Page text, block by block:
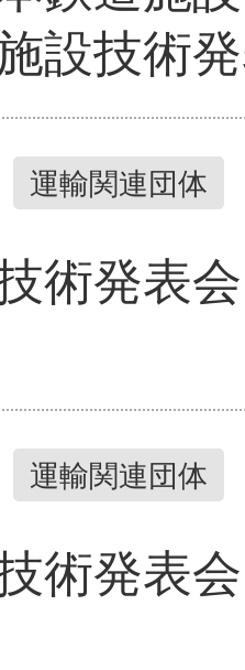
設技術
運輸関連団体
術発表
運輸関連団体
術発表